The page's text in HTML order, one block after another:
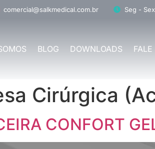
comercial@salkmedical.com.br Seg -
BLOG DOWNLOADS
Cirúrgica
CONFORT